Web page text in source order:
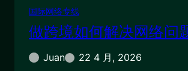
国际网络专线
做跨境如何解决网络问
Juan
22 4 月, 2026